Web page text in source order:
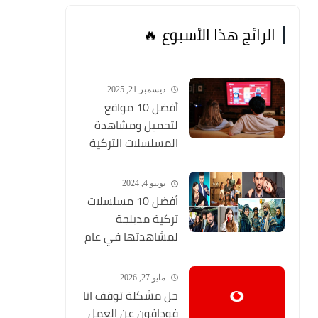
الرائج هذا الأسبوع 🔥
ديسمبر 21, 2025
أفضل 10 مواقع
لتحميل ومشاهدة
المسلسلات التركية
يونيو 4, 2024
أفضل 10 مسلسلات
تركية مدبلجة
لمشاهدتها في عام
المسلسلات التركية
HD)
مايو 27, 2026
حل مشكلة توقف انا
فودافون عن العمل